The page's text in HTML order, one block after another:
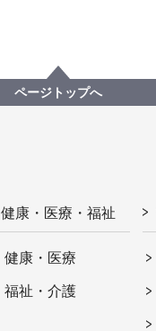
ページトップへ
健康・医療・福祉
健康・医療
福祉・介護